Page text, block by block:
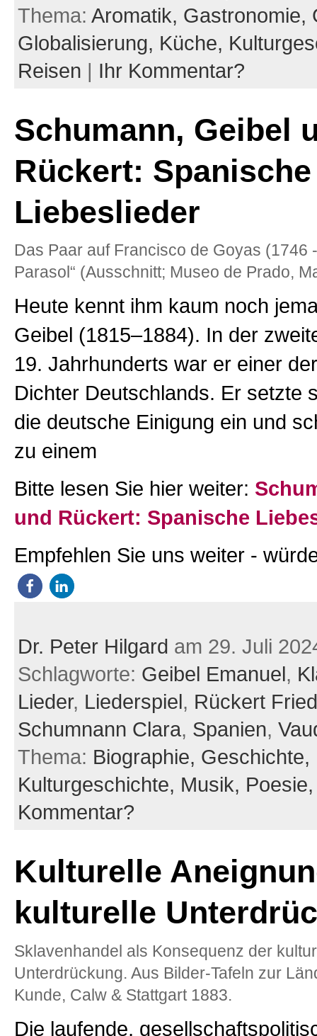
Thema: Aromatik, Gastronomie,
Globalisierung, Küche,
Reisen | Ihr Kommentar?
Schumann, Geibel
Rückert: Spanische
Liebeslieder
Das Paar auf Francisco de Goyas (1746
Parasol“ (Ausschnitt; Museo de Prado,
Heute kennt ihm kaum noch
Geibel (1815–1884). In der
19. Jahrhunderts war er einer
Dichter Deutschlands. Er setzte
die deutsche Einigung ein und
zu einem
Bitte lesen Sie hier weiter:
und Rückert: Spanische
Empfehlen Sie uns weiter -
Dr. Peter Hilgard am 29. Juli
Schlagworte: Geibel Emanuel,
Lieder, Liederspiel, Rückert
Schumnann Clara, Spanien,
Thema: Biographie, Geschichte,
Kulturgeschichte, Musik,
Kommentar?
Kulturelle
kulturelle
Sklavenhandel als Konsequenz der
Unterdrückung. Aus Bilder-Tafeln zur
Kunde, Calw & Stattgart 1883.
Die laufende,